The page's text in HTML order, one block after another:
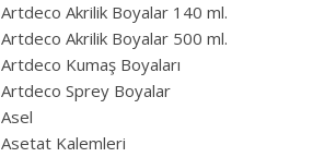
Artdeco Akrilik Boyalar 140 ml.
Artdeco Akrilik Boyalar 500 ml.
Artdeco Kumaş Boyaları
Artdeco Sprey Boyalar
Asel
Asetat Kalemleri